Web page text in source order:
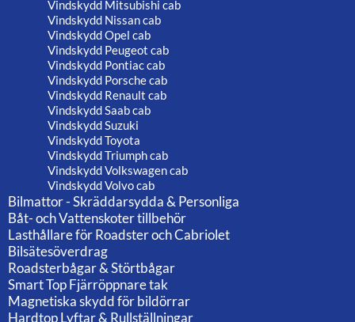
Vindskydd Mitsubishi cab
Vindskydd Nissan cab
Vindskydd Opel cab
Vindskydd Peugeot cab
Vindskydd Pontiac cab
Vindskydd Porsche cab
Vindskydd Renault cab
Vindskydd Saab cab
Vindskydd Suzuki
Vindskydd Toyota
Vindskydd Triumph cab
Vindskydd Volkswagen cab
Vindskydd Volvo cab
Bilmattor - Skräddarsydda & Personliga
Båt- och Vattenskoter tillbehör
Lasthållare för Roadster och Cabriolet
Bilsätesöverdrag
Roadsterbågar & Störtbågar
Smart Top Fjärröppnare tak
Magnetiska skydd för bildörrar
Hardtop Lyftar & Rullställningar